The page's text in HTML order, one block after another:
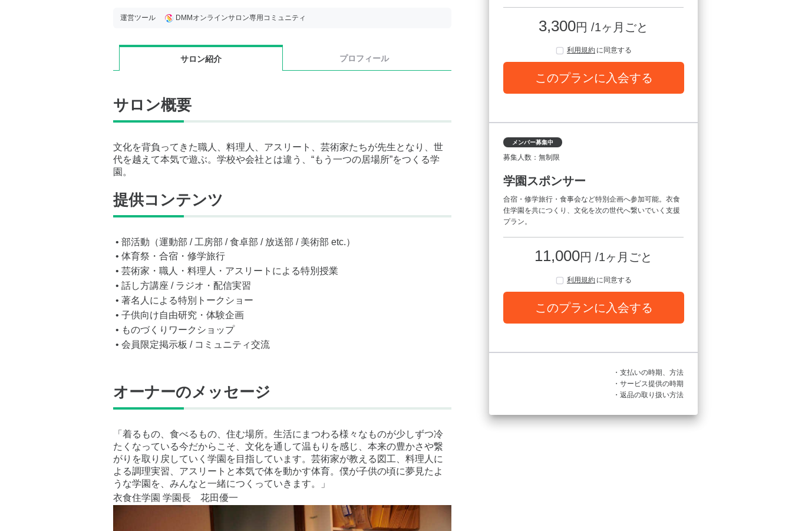
運営ツール DMMオンラインサロン専用コミュニティ
サロン紹介 プロフィール
サロン概要
文化を背負ってきた職人、料理人、アスリート、芸術家たちが先生となり、世
代を越えて本気で遊ぶ。学校や会社とは違う、“もう一つの居場所”をつくる学
園。
提供コンテンツ
• 部活動（運動部 / 工房部 / 食卓部 / 放送部 / 美術部 etc.）
• 体育祭・合宿・修学旅行
• 芸術家・職人・料理人・アスリートによる特別授業
• 話し方講座 / ラジオ・配信実習
• 著名人による特別トークショー
• 子供向け自由研究・体験企画
• ものづくりワークショップ
• 会員限定掲示板 / コミュニティ交流
オーナーのメッセージ
「着るもの、食べるもの、住む場所。生活にまつわる様々なものが少しずつ冷
たくなっている今だからこそ、文化を通して温もりを感じ、本来の豊かさや繋
がりを取り戻していく学園を目指しています。芸術家が教える図工、料理人に
よる調理実習、アスリートと本気で体を動かす体育。僕が子供の頃に夢見たよ
うな学園を、みんなと一緒につくっていきます。」
衣食住学園 学園長 花田優一
3,300円 /1ヶ月ごと
利用規約 に同意する
このプランに入会する
メンバー募集中
募集人数：無制限
学園スポンサー
合宿・修学旅行・食事会など特別企画へ参加可能。衣食
住学園を共につくり、文化を次の世代へ繋いでいく支援
プラン。
11,000円 /1ヶ月ごと
利用規約 に同意する
このプランに入会する
・支払いの時期、方法
・サービス提供の時期
・返品の取り扱い方法